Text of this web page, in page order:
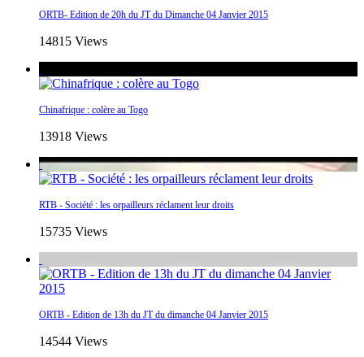
ORTB- Edition de 20h du JT du Dimanche 04 Janvier 2015
14815 Views
Chinafrique : colère au Togo
13918 Views
RTB - Société : les orpailleurs réclament leur droits
15735 Views
ORTB - Edition de 13h du JT du dimanche 04 Janvier 2015
14544 Views